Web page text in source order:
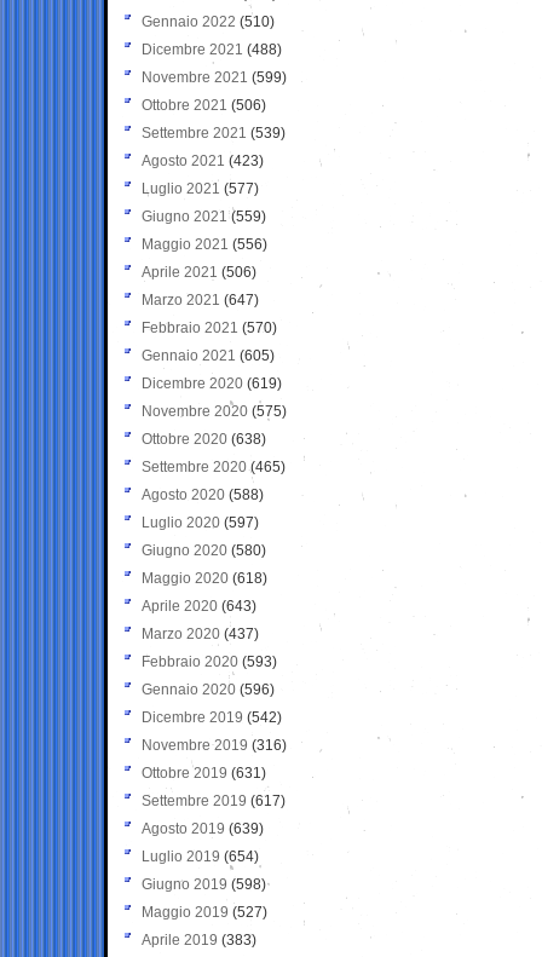
Gennaio 2022 (510)
Dicembre 2021 (488)
Novembre 2021 (599)
Ottobre 2021 (506)
Settembre 2021 (539)
Agosto 2021 (423)
Luglio 2021 (577)
Giugno 2021(559)
Maggio 2021 (556)
Aprile 2021 (506)
Marzo 2021 (647)
Febbraio 2021 (570)
Gennaio 2021 (605)
Dicembre 2020 (619)
Novembre 2020 (575)
Ottobre 2020 (638)
Settembre 2020(465)
Agosto 2020 (588)
Luglio 2020 (597)
Giugno 2020 (580)
Maggio 2020 (618)
Aprile 2020 (643)
Marzo 2020 (437)
Febbraio 2020 (593)
Gennaio 2020 (596)
Dicembre 2019 (542)
Novembre 2019 (316)
Ottobre 2019 (631)
Settembre 2019 (617)
Agosto 2019 (639)
Luglio 2019 (654)
Giugno 2019 (598)
Maggio 2019 (527)
Aprile 2019 (383)